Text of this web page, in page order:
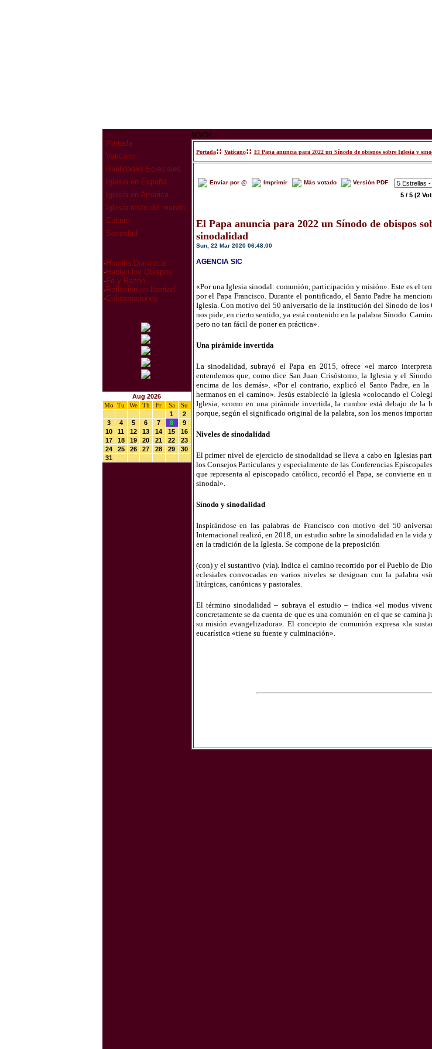
Portada
Vaticano
Realidades Eclesiales
Iglesia en España
Iglesia en América
Iglesia resto del mundo
Cultura
Sociedad
· Homilia Dominical
· Hablan los Obispos
· Fe y Razón
· Reflexion en libertad
·Colaboraciones
Aug 2026
Mo Tu We Th Fr Sa
Su
1
2
3
4 5 6 7 8
9
10
11 12 13 14 15
16
17
18 19 20 21 22
23
24
25 26 27 28 29
30
31
www
Portada:: Vaticano:: El Papa anuncia para 2022 un Sínodo de obispos sobre Iglesia y
Enviar por @ Imprimir Más votado Versión PDF
5 / 5 (2
El Papa anuncia para 2022 un Sínodo de obispos
sinodalidad
Sun, 22 Mar 2020 06:48:00
AGENCIA SIC
«Por una Iglesia sinodal: comunión, participación y misión». Este es el
por el Papa Francisco. Durante el pontificado, el Santo Padre ha
Iglesia. Con motivo del 50 aniversario de la institución del Sínodo de los
nos pide, en cierto sentido, ya está contenido en la palabra Sínodo.
pero no tan fácil de poner en práctica».
Una pirámide invertida
La sinodalidad, subrayó el Papa en 2015, ofrece «el marco
entendemos que, como dice San Juan Crisóstomo, la Iglesia y el
encima de los demás». «Por el contrario, explicó el Santo Padre, en
hermanos en el camino». Jesús estableció la Iglesia «colocando el
Iglesia, «como en una pirámide invertida, la cumbre está debajo de la
porque, según el significado original de la palabra, son los menos
Niveles de sinodalidad
El primer nivel de ejercicio de sinodalidad se lleva a cabo en Iglesias
los Consejos Particulares y especialmente de las Conferencias
que representa al episcopado católico, recordó el Papa, se convierte
sinodal».
Sínodo y sinodalidad
Inspirándose en las palabras de Francisco con motivo del 50
Internacional realizó, en 2018, un estudio sobre la sinodalidad en la vida
en la tradición de la Iglesia. Se compone de la preposición
(con) y el sustantivo (vía). Indica el camino recorrido por el Pueblo de
eclesiales convocadas en varios niveles se designan con la palabra
litúrgicas, canónicas y pastorales.
El término sinodalidad – subraya el estudio – indica «el modus
concretamente se da cuenta de que es una comunión en el que se
su misión evangelizadora». El concepto de comunión expresa «la
eucarística «tiene su fuente y culminación».